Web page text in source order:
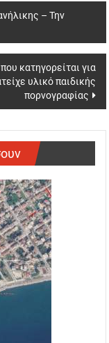
– Την
κατηγορείται για
υλικό παιδικής
πορνογραφίας